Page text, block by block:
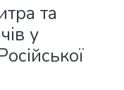
та
у